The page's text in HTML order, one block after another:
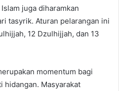
juga diharamkan
tasyrik. Aturan pelarangan ini
12 Dzulhijjah, dan 13
momentum bagi
hidangan. Masyarakat